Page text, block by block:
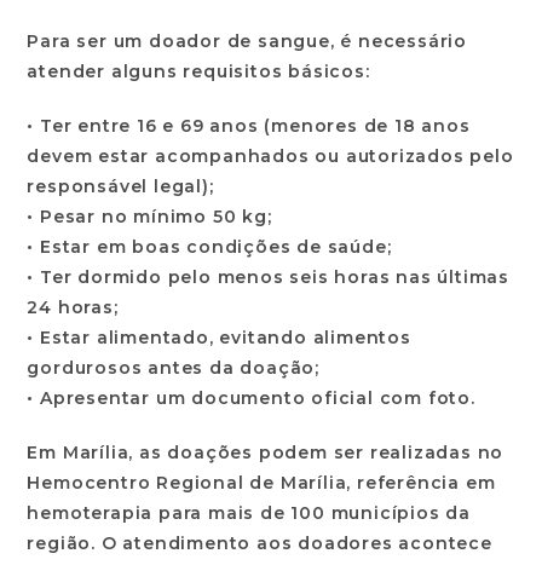
Para ser um doador de sangue, é necessário
atender alguns requisitos básicos:
• Ter entre 16 e 69 anos (menores de 18 anos
devem estar acompanhados ou autorizados pelo
responsável legal);
• Pesar no mínimo 50 kg;
• Estar em boas condições de saúde;
• Ter dormido pelo menos seis horas nas últimas
24 horas;
• Estar alimentado, evitando alimentos
gordurosos antes da doação;
• Apresentar um documento oficial com foto.
Em Marília, as doações podem ser realizadas no
Hemocentro Regional de Marília, referência em
hemoterapia para mais de 100 municípios da
região. O atendimento aos doadores acontece